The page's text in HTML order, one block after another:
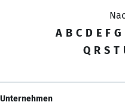
A B C D E F G
Q R S T
Unternehmen